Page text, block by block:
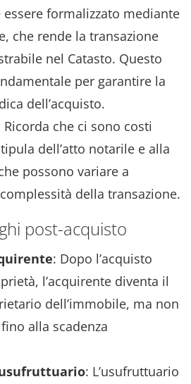
formalizzato mediante
che rende la transazione
nel Catasto. Questo
per garantire la
dell’acquisto.
Ricorda che ci sono costi
dell’atto notarile e alla
possono variare a
della transazione.
post-acquisto
: Dopo l’acquisto
l’acquirente diventa il
dell’immobile, ma non
alla scadenza
: L’usufruttuario